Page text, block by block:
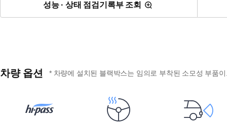
성능 · 상태 점검기록부 조회
차량 옵션 * 차량에 설치된 블랙박스는 임의로 부착된 소모성 부품